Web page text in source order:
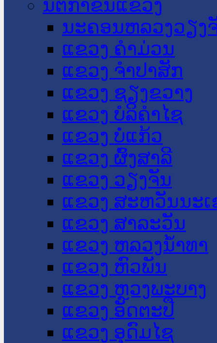
ນິຕິກໍາຂັ້ນແຂວງ
ນະ​ຄອນ​ຫລວງວຽງ
ແຂວງ ຄໍາມ່ວນ
ແຂວງ ຈໍາປາສັກ
ແຂວງ ຊຽງຂວາງ
ແຂວງ ບໍລິຄໍາໄຊ
ແຂວງ ບໍ່ແກ້ວ
ແຂວງ ຜົ້ງສາລີ
ແຂວງ ວຽງຈັນ
ແຂວງ ສະຫວັນນະ
ແຂວງ ສາລະວັນ
ແຂວງ ຫລວງນໍ້າທາ
ແຂວງ ຫົວພັນ
ແຂວງ ຫຼວງພະບາງ
ແຂວງ ອັດຕະປື
ແຂວງ ອຸດົມໄຊ